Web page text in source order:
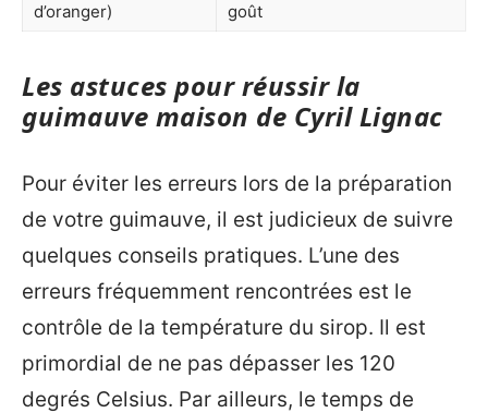
d’oranger)
goût
Les astuces pour réussir la
guimauve maison de Cyril Lignac
Pour éviter les erreurs lors de la préparation
de votre guimauve, il est judicieux de suivre
quelques conseils pratiques. L’une des
erreurs fréquemment rencontrées est le
contrôle de la température du sirop. Il est
primordial de ne pas dépasser les 120
degrés Celsius. Par ailleurs, le temps de